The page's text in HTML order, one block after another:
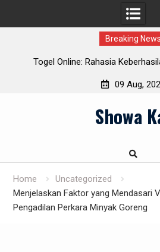
Breaking News
Togel Online: Rahasia
09 Aug,
Showa
Home
Uncategorized
Menjelaskan Faktor yang Mendasari
Pengadilan Perkara Minyak Goreng